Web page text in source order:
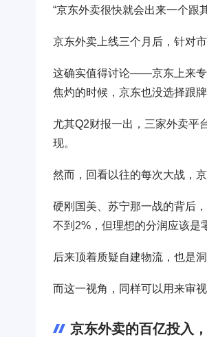
“京东外卖很快就会出来一个跟
京东外卖上线三个月后，针对
这确实值得讨论——京东上来专
焦灼的时候，京东也没选择跟牌
尤其Q2财报一出，三家外卖平
现。
然而，回看以往的每次大战，
硬刚国美、苏宁那一战的背后
不到2%，但理想的分润应该是
后来顶着质疑自建物流，也是
而这一视角，同样可以用来审视
京东外卖的百亿投入